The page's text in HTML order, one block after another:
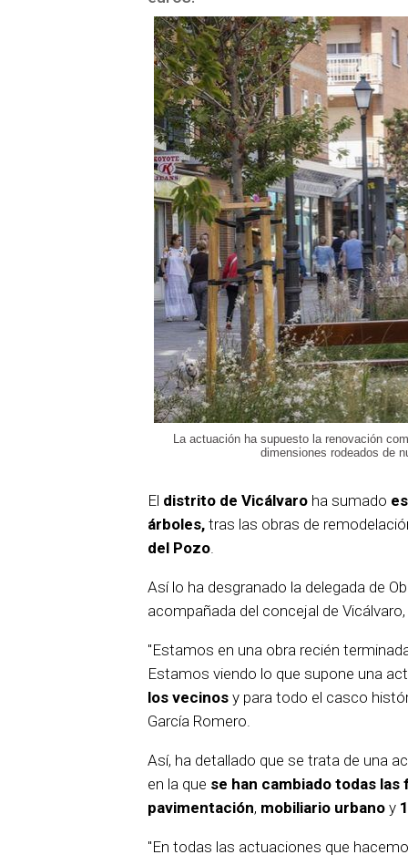
La actuación ha supuesto la renovación
dimensiones rodeados de
El distrito de Vicálvaro ha sumado
árboles, tras las obras de
del Pozo.
Así lo ha desgranado la delegada de
acompañada del concejal de Vicálvaro,
"Estamos en una obra recién
Estamos viendo lo que supone una
los vecinos y para todo el casco
García Romero.
Así, ha detallado que se trata de una
en la que se han cambiado todas las
pavimentación, mobiliario urbano y
"En todas las actuaciones que